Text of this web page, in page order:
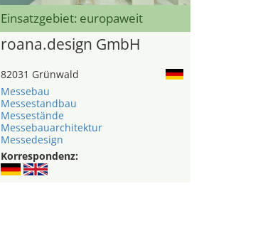
Einsatzgebiet: europaweit
roana.design GmbH
82031 Grünwald
Messebau
Messestandbau
Messestände
Messebauarchitektur
Messedesign
Korrespondenz: